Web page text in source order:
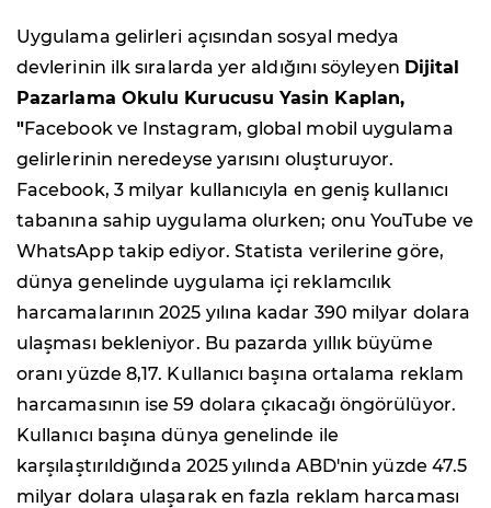
Uygulama gelirleri açısından sosyal medya
devlerinin ilk sıralarda yer aldığını söyleyen Dijital
Pazarlama Okulu Kurucusu Yasin Kaplan,
"Facebookve Instagram, global mobil uygulama
gelirlerinin neredeyse yarısını oluşturuyor.
Facebook, 3 milyar kullanıcıyla en geniş kullanıcı
tabanına sahip uygulama olurken; onu YouTube ve
WhatsApp takip ediyor. Statista verilerine göre,
dünya genelinde uygulama içi reklamcılık
harcamalarının 2025 yılına kadar 390 milyar dolara
ulaşması bekleniyor. Bu pazarda yıllık büyüme
oranı yüzde 8,17. Kullanıcı başına ortalama reklam
harcamasının ise 59 dolara çıkacağı öngörülüyor.
Kullanıcı başına dünya genelinde ile
karşılaştırıldığında 2025 yılında ABD'nin yüzde 47.5
milyar dolara ulaşarak en fazla reklam harcaması